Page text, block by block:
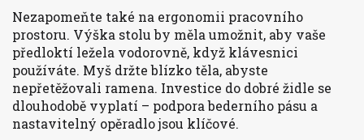
Nezapomeňte také na ergonomii pracovního
prostoru. Výška stolu by měla umožnit, aby vaše
předloktí ležela vodorovně, když klávesnici
používáte. Myš držte blízko těla, abyste
nepřetěžovali ramena. Investice do dobré židle se
dlouhodobě vyplatí – podpora bederního pásu a
nastavitelný opěradlo jsou klíčové.